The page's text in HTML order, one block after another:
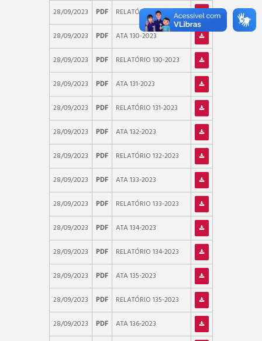
28/09/2023 PDF RELATÓRIO 129-2023
28/09/2023 PDF ATA 130-2023
28/09/2023 PDF RELATÓRIO 130-2023
28/09/2023 PDF ATA 131-2023
28/09/2023 PDF RELATÓRIO 131-2023
28/09/2023 PDF ATA 132-2023
28/09/2023 PDF RELATÓRIO 132-2023
28/09/2023 PDF ATA 133-2023
28/09/2023 PDF RELATÓRIO 133-2023
28/09/2023 PDF ATA 134-2023
28/09/2023 PDF RELATÓRIO 134-2023
28/09/2023 PDF ATA 135-2023
28/09/2023 PDF RELATÓRIO 135-2023
28/09/2023 PDF ATA 136-2023